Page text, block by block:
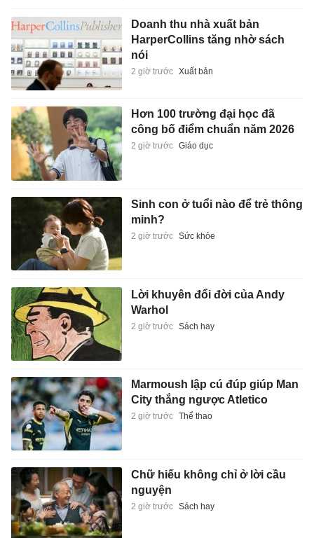
Doanh thu nhà xuất bản
HarperCollins tăng nhờ sách
nói
2 giờ trước Xuất bản
Hơn 100 trường đại học đã
công bố điểm chuẩn năm 2026
2 giờ trước Giáo dục
Sinh con ở tuổi nào để trẻ thông
minh?
2 giờ trước Sức khỏe
Lời khuyên đổi đời của Andy
Warhol
2 giờ trước Sách hay
Marmoush lập cú đúp giúp Man
City thắng ngược Atletico
2 giờ trước Thể thao
Chữ hiếu không chỉ ở lời cầu
nguyện
2 giờ trước Sách hay